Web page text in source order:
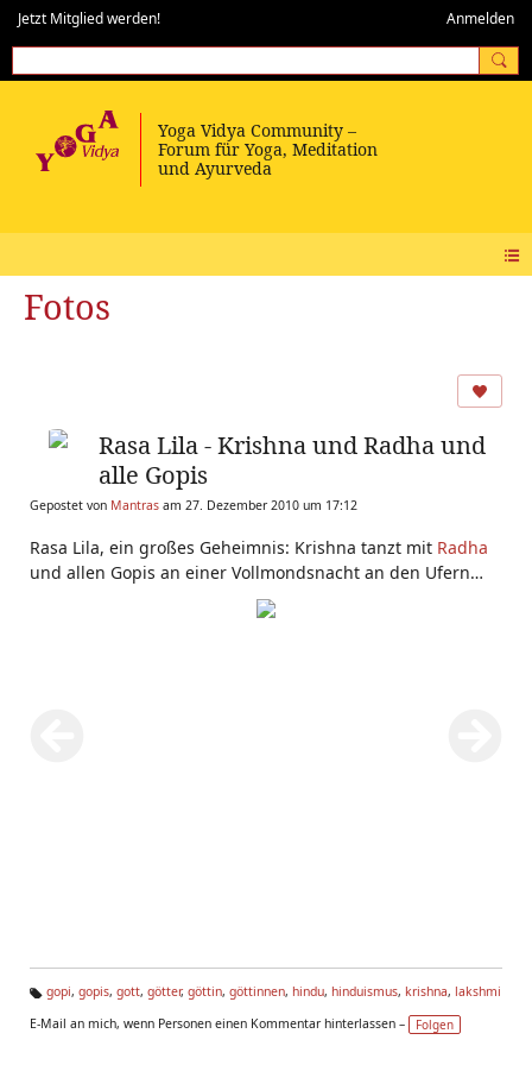
Jetzt Mitglied werden! Anmelden
Fotos
Rasa Lila - Krishna und Radha und
alle Gopis
Gepostet von Mantras am 27. Dezember 2010 um 17:12
Rasa Lila, ein großes Geheimnis: Krishna tanzt mit Radha
und allen Gopis an einer Vollmondsnacht an den Ufern
g
gopi, gopis, gott, götter, göttin, göttinnen, hindu, hinduismus, krishna, lakshmi
E-Mail an mich, wenn Personen einen Kommentar hinterlassen –
Folgen